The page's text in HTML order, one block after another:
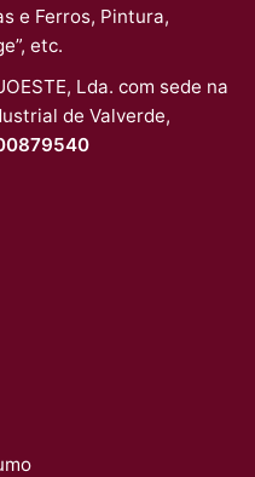
e Ferros, Pintura,
etc.
Lda. com sede na
de Valverde,